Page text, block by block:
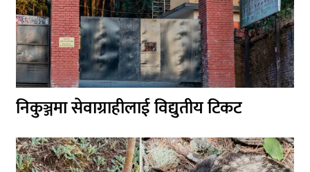
निकुञ्जमा सेवाग्राहीलाई विद्युतीय टिकट